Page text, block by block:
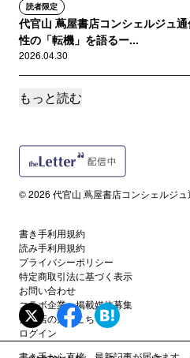
読者限定
代官山 蔦屋書店コンシェルジュ
性の「転機」を語るー...
2026.04.30
読者限定
2026.04.13
代官山 蔦屋書店コンシェルジュ
2026.04.03
読者限定
代官山 蔦屋書店コンシェルジュ
界を行き来し、軽やか...
2026.03.16
もっと読む
© 2026 代官山 蔦屋書店コンシェルジュ
書き手利用規約
読み手利用規約
プライバシーポリシー
特定商取引法に基づく表示
お問い合わせ
コラボ企業・掲載媒体募集
代理店の方はこちら
ログイン